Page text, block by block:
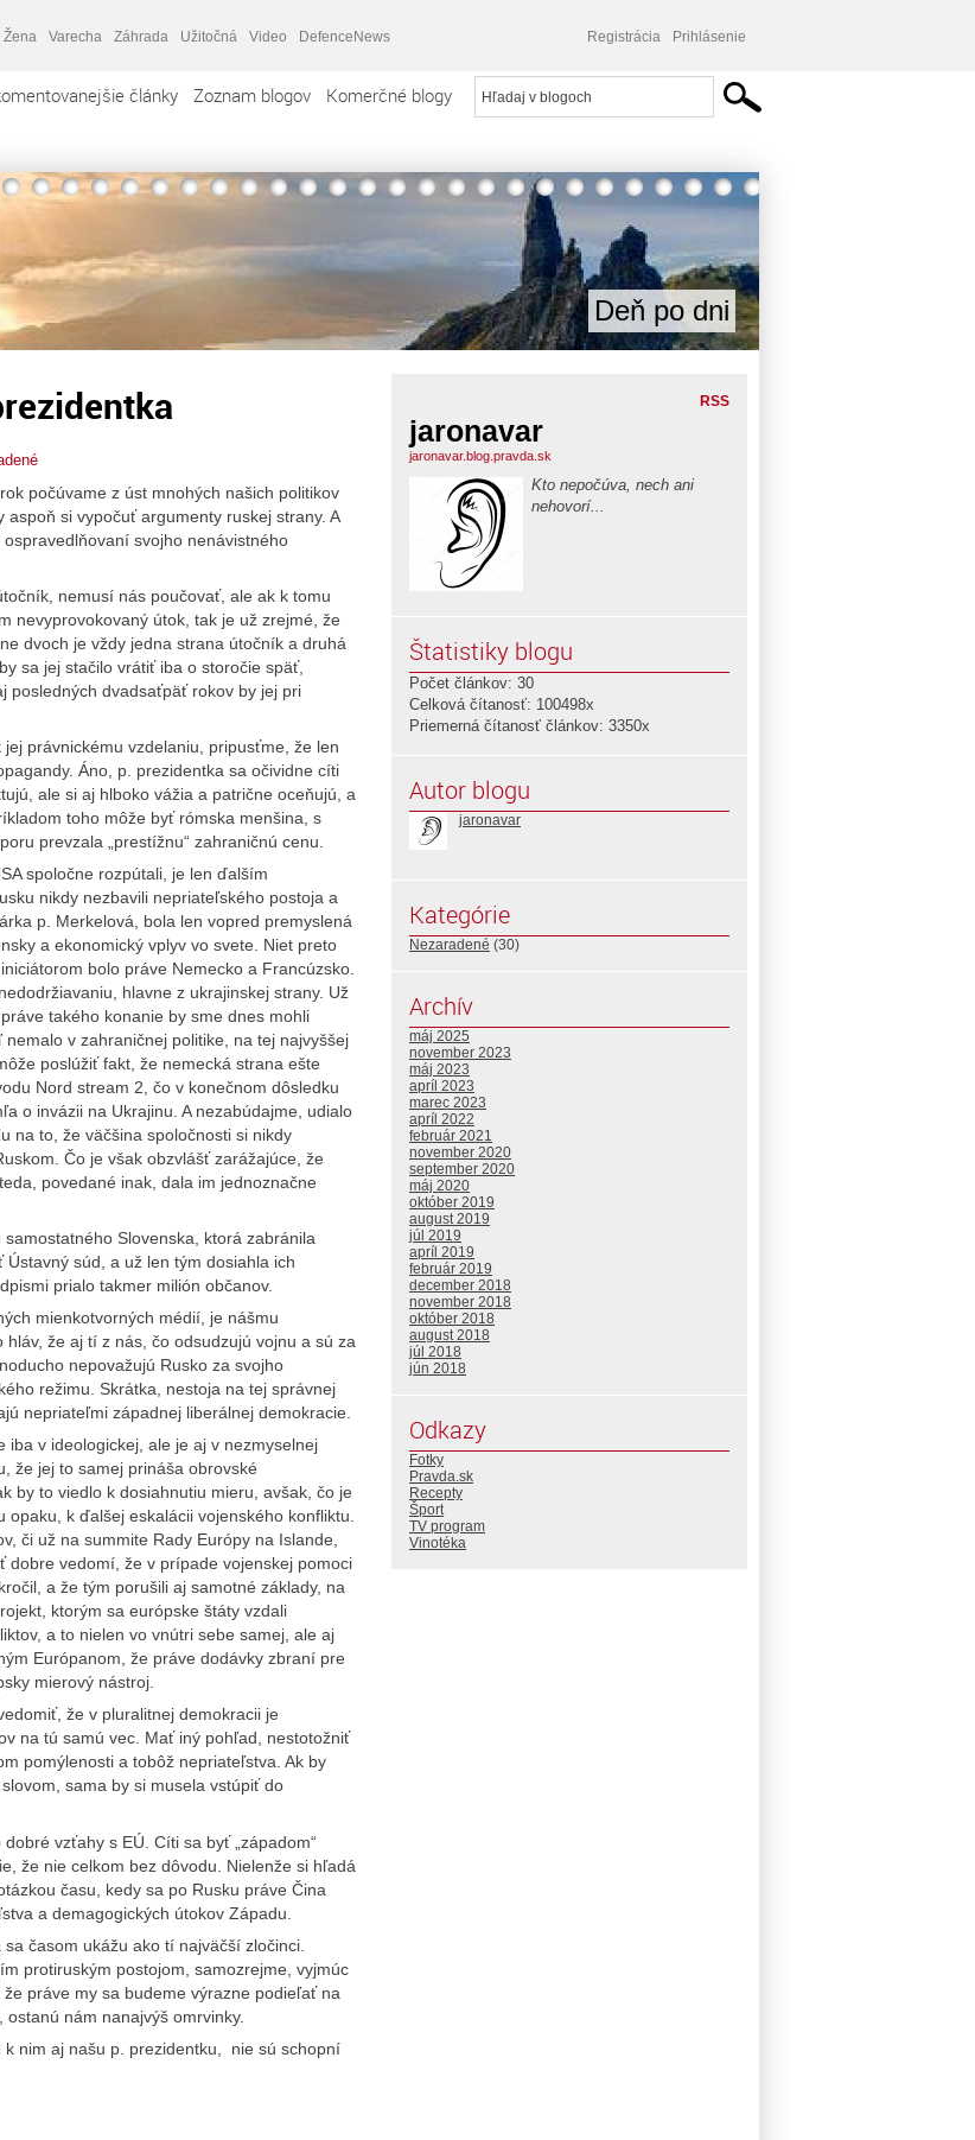
Žena Varecha Záhrada Užitočná Video DefenceNews Registrácia Prihlásenie
články Zoznam blogov Komerčné blogy
Deň po dni
počúvame z úst mnohých našich politikov
aspoň si vypočuť argumenty ruskej strany. A
svojho nenávistného
nemusí nás poučovať, ale ak k tomu
nevyprovokovaný útok, tak je už zrejmé, že
dvoch je vždy jedna strana útočník a druhá
sa jej stačilo vrátiť iba o storočie späť,
posledných dvadsaťpäť rokov by jej pri
právnickému vzdelaniu, pripusťme, že len
Áno, p. prezidentka sa očividne cíti
ale si aj hlboko vážia a patrične oceňujú, a
toho môže byť rómska menšina, s
prevzala „prestížnu“ zahraničnú cenu.
spoločne rozpútali, je len ďalším
nikdy nezbavili nepriateľského postoja a
p. Merkelová, bola len vopred premyslená
a ekonomický vplyv vo svete. Niet preto
bolo práve Nemecko a Francúzsko.
hlavne z ukrajinskej strany. Už
takého konanie by sme dnes mohli
v zahraničnej politike, na tej najvyššej
poslúžiť fakt, že nemecká strana ešte
Nord stream 2, čo v konečnom dôsledku
o invázii na Ukrajinu. A nezabúdajme, udialo
na to, že väčšina spoločnosti si nikdy
Čo je však obzvlášť zarážajúce, že
povedané inak, dala im jednoznačne
Slovenska, ktorá zabránila
súd, a už len tým dosiahla ich
prialo takmer milión občanov.
mienkotvorných médií, je nášmu
že aj tí z nás, čo odsudzujú vojnu a sú za
nepovažujú Rusko za svojho
režimu. Skrátka, nestoja na tej správnej
nepriateľmi západnej liberálnej demokracie.
iba v ideologickej, ale je aj v nezmyselnej
že jej to samej prináša obrovské
by to viedlo k dosiahnutiu mieru, avšak, čo je
k ďalšej eskalácii vojenského konfliktu.
či už na summite Rady Európy na Islande,
dobre vedomí, že v prípade vojenskej pomoci
a že tým porušili aj samotné základy, na
ktorým sa európske štáty vzdali
a to nielen vo vnútri sebe samej, ale aj
Európanom, že práve dodávky zbraní pre
mierový nástroj.
že v pluralitnej demokracii je
na tú samú vec. Mať iný pohľad, nestotožniť
pomýlenosti a tobôž nepriateľstva. Ak by
sama by si musela vstúpiť do
vzťahy s EÚ. Cíti sa byť „západom“
že nie celkom bez dôvodu. Nielenže si hľadá
času, kedy sa po Rusku práve Čina
a demagogických útokov Západu.
časom ukážu ako tí najväčší zločinci.
protiruským postojom, samozrejme, vyjmúc
práve my sa budeme výrazne podieľať na
nám nanajvýš omrvinky.
nim aj našu p. prezidentku, nie sú schopní
RSS
jaronavar
jaronavar.blog.pravda.sk
Kto nepočúva, nech ani
nehovorí...
Štatistiky blogu
Počet článkov: 30
Celková čítanosť: 100498x
Priemerná čítanosť článkov: 3350x
Autor blogu
jaronavar
Kategórie
Nezaradené (30)
Archív
máj 2025
november 2023
máj 2023
apríl 2023
marec 2023
apríl 2022
február 2021
november 2020
september 2020
máj 2020
október 2019
august 2019
júl 2019
apríl 2019
február 2019
december 2018
november 2018
október 2018
august 2018
júl 2018
jún 2018
Odkazy
Fotky
Pravda.sk
Recepty
Šport
TV program
Vinotéka